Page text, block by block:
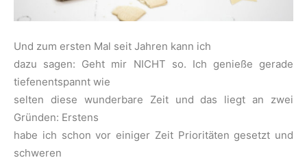
Und zum ersten Mal seit Jahren kann ich
dazu sagen: Geht mir NICHT so. Ich genieße gerade
tiefenentspannt wie
selten diese wunderbare Zeit und das liegt an zwei
Gründen: Erstens
habe ich schon vor einiger Zeit Prioritäten gesetzt und
schweren